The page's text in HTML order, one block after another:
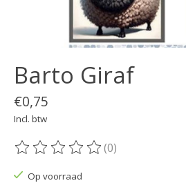
Barto Giraf
€0,75
Incl. btw
De beoordeling van dit product is
(0)
Op voorraad